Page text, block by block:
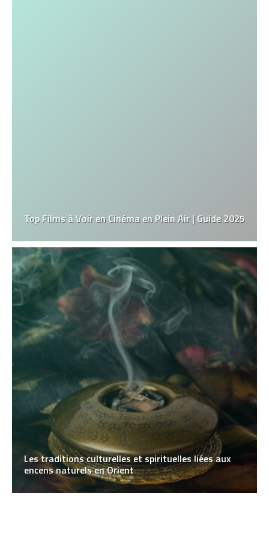
Top Films à Voir en Cinéma en Plein Air | Guide 2025
Les traditions culturelles et spirituelles liées aux
encens naturels en Orient